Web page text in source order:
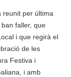
reunit per última
faller, que
i que regirà el
de les
Festiva i
i amb